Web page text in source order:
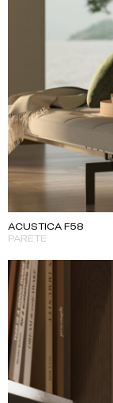
ACUSTICA F58
PARETE